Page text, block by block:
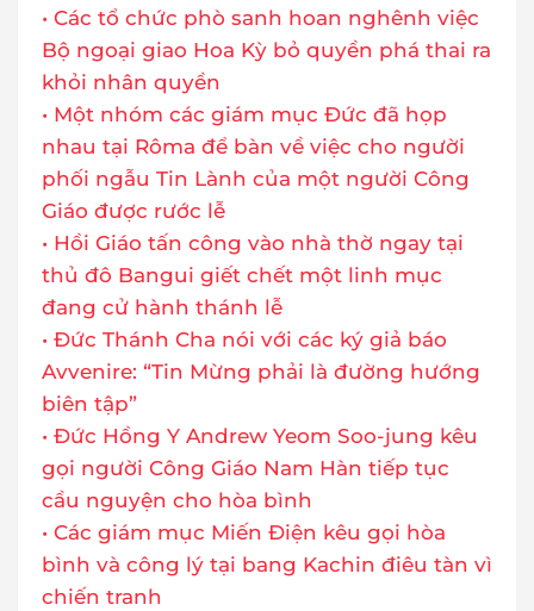
• Các tổ chức phò sanh hoan nghênh việc
Bộ ngoại giao Hoa Kỳ bỏ quyền phá thai ra
khỏi nhân quyền
• Một nhóm các giám mục Đức đã họp
nhau tại Rôma để bàn về việc cho người
phối ngẫu Tin Lành của một người Công
Giáo được rước lễ
• Hồi Giáo tấn công vào nhà thờ ngay tại
thủ đô Bangui giết chết một linh mục
đang cử hành thánh lễ
• Đức Thánh Cha nói với các ký giả báo
Avvenire: “Tin Mừng phải là đường hướng
biên tập”
• Đức Hồng Y Andrew Yeom Soo-jung kêu
gọi người Công Giáo Nam Hàn tiếp tục
cầu nguyện cho hòa bình
• Các giám mục Miến Điện kêu gọi hòa
bình và công lý tại bang Kachin điêu tàn vì
chiến tranh